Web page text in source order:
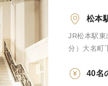
松本
JR松本駅
分）大名町
40名